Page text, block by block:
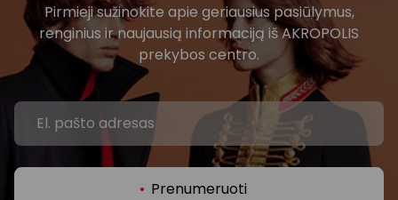
Pirmieji sužinokite apie geriausius pasiūlymus,
renginius ir naujausią informaciją iš AKROPOLIS
prekybos centro.
Prenumeruoti